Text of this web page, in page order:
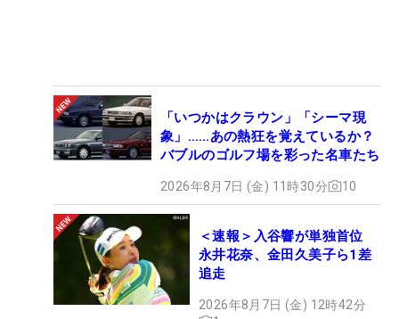
「いつかはクラウン」「シーマ現
象」……あの熱狂を覚えているか？
バブルのゴルフ場を彩った名車たち
2026年8月7日 (金) 11時30分 10
＜速報＞入谷響が単独首位
永井花奈、金田久美子ら1差
追走
2026年8月7日 (金) 12時42分